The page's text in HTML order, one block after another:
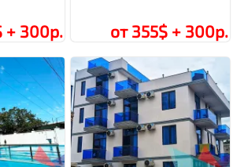
+ 300р. от 355$ + 300р.